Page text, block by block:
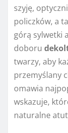
szyję,
policzków, a
górą sylwetki
doboru
twarzy, aby
przemyślany
omawia
wskazuje,
naturalne